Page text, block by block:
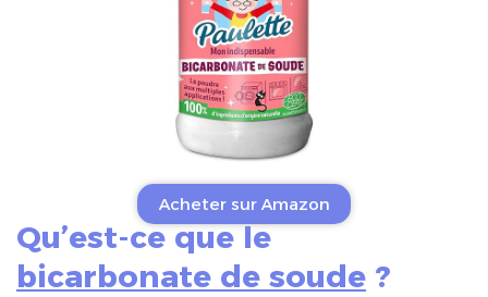
Acheter sur Amazon
Qu’est-ce que le
bicarbonate de soude ?